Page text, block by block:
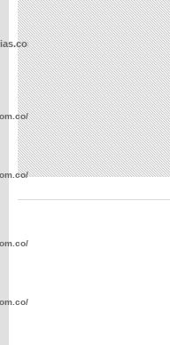
wp-
wp-
wp-
wp-
wp-